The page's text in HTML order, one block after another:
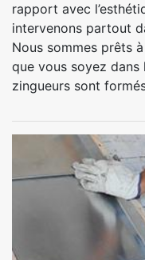
rapport avec
intervenons partout
Nous sommes prêts
que vous soyez
zingueurs sont